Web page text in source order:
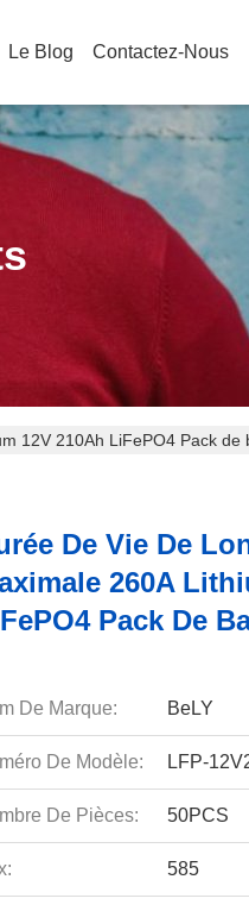
Le Blog Contactez-Nous
12V 210Ah LiFePO4 Pack de
De Vie De
260A
Pack De
De Marque: BeLY
De Modèle: LFP-
De Pièces: 50PCS
585